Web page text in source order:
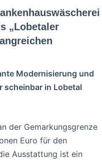
„Lobetaler
Modernisierung und
scheinbar in Lobetal
der Gemarkungsgrenze
Euro für den
Ausstattung ist ein